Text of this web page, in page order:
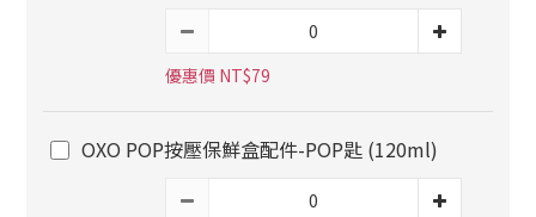
優惠價 NT$79
OXO POP按壓保鮮盒配件-POP匙 (120ml)